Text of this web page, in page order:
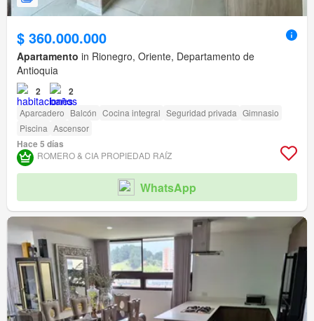
$ 360.000.000
Apartamento in Rionegro, Oriente, Departamento de
Antioquia
2 2
Aparcadero Balcón Cocina integral Seguridad privada Gimnasio
Piscina Ascensor
Hace 5 días
ROMERO & CIA PROPIEDAD RAÍ­Z
WhatsApp